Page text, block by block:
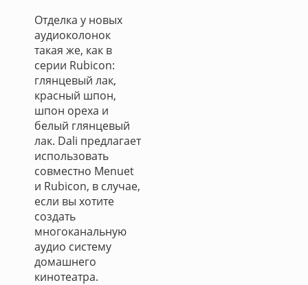
Отделка у новых
аудиоколонок
такая же, как в
серии Rubicon:
глянцевый лак,
красный шпон,
шпон ореха и
белый глянцевый
лак. Dali предлагает
использовать
совместно Menuet
и Rubicon, в случае,
если вы хотите
создать
многоканальную
аудио систему
домашнего
кинотеатра.